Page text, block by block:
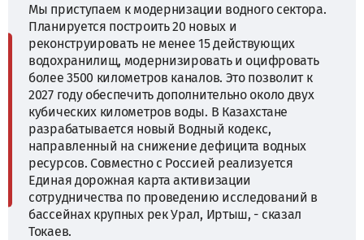
Мы приступаем к модернизации водного сектора.
Планируется построить 20 новых и
реконструировать не менее 15 действующих
водохранилищ, модернизировать и оцифровать
более 3500 километров каналов. Это позволит к
2027 году обеспечить дополнительно около двух
кубических километров воды. В Казахстане
разрабатывается новый Водный кодекс,
направленный на снижение дефицита водных
ресурсов. Совместно с Россией реализуется
Единая дорожная карта активизации
сотрудничества по проведению исследований в
бассейнах крупных рек Урал, Иртыш, - сказал
Токаев.